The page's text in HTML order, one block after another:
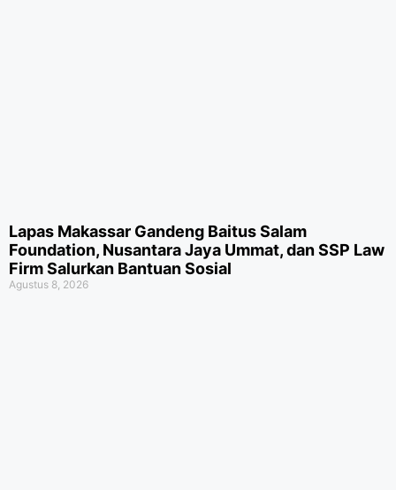
Lapas Makassar Gandeng Baitus Salam
Foundation, Nusantara Jaya Ummat, dan SSP Law
Firm Salurkan Bantuan Sosial
Agustus 8, 2026